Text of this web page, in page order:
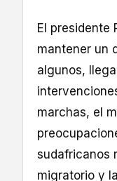
El presidente
mantener un
algunos,
marchas, el
sudafricanos
migratorio y